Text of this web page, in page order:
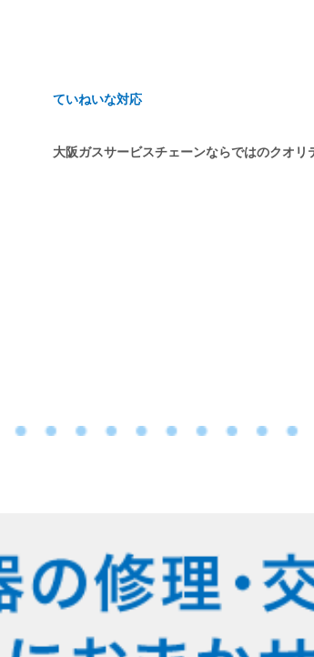
ていねいな対応
大阪ガスサービスチェーンならではのクオリ